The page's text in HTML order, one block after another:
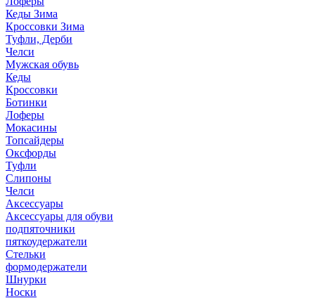
Кеды Зима
Кроссовки Зима
Туфли, Дерби
Челси
Мужская обувь
Кеды
Кроссовки
Ботинки
Лоферы
Мокасины
Топсайдеры
Оксфорды
Туфли
Слипоны
Челси
Аксессуары
Аксессуары для обуви
подпяточники
пяткоудержатели
Стельки
формодержатели
Шнурки
Носки